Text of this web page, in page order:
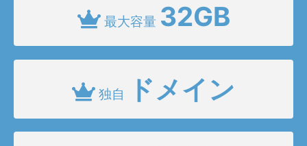
最大容量 32GB
独自 ドメイン